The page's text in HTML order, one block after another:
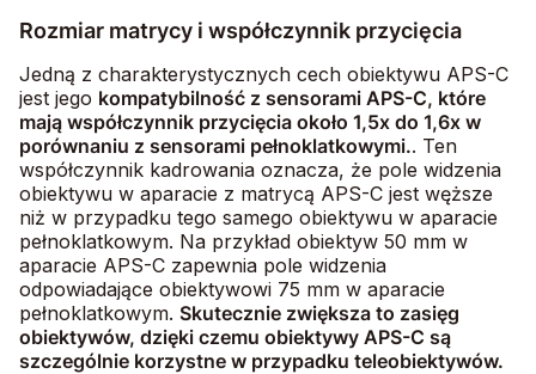
Rozmiar matrycy i współczynnik przycięcia
Jedną z charakterystycznych cech obiektywu APS-C
jest jego kompatybilność z sensorami APS-C, które
mają współczynnik przycięcia około 1,5x do 1,6x w
porównaniu z sensorami pełnoklatkowymi.. Ten
współczynnik kadrowania oznacza, że pole widzenia
obiektywu w aparacie z matrycą APS-C jest węższe
niż w przypadku tego samego obiektywu w aparacie
pełnoklatkowym. Na przykład obiektyw 50 mm w
aparacie APS-C zapewnia pole widzenia
odpowiadające obiektywowi 75 mm w aparacie
pełnoklatkowym. Skutecznie zwiększa to zasięg
obiektywów, dzięki czemu obiektywy APS-C są
szczególnie korzystne w przypadku teleobiektywów.